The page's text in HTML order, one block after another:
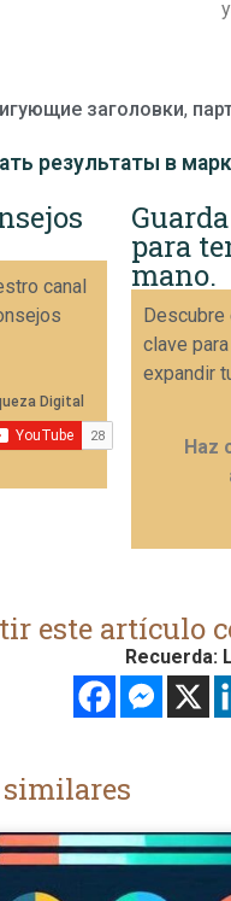
заголовки,
результаты в
canal
para
mano.
clave
expandir
Haz
este artículo
Recuerda:
similares